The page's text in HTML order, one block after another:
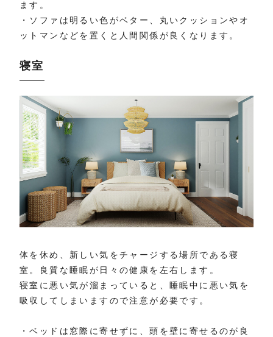
ます。
・ソファは明るい色がベター、丸いクッションやオ
ットマンなどを置くと人間関係が良くなります。
寝室
体を休め、新しい気をチャージする場所である寝
室。良質な睡眠が日々の健康を左右します。
寝室に悪い気が溜まっていると、睡眠中に悪い気を
吸収してしまいますので注意が必要です。
・ベッドは窓際に寄せずに、頭を壁に寄せるのが良